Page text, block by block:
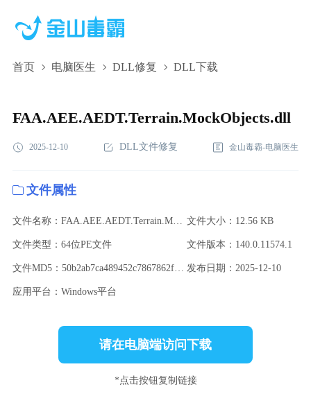
首页 电脑医生 DLL修复 DLL下载
FAA.AEE.AEDT.Terrain.MockObjects.dll
2025-12-10 DLL文件修复 金山毒霸-电脑医生
文件属性
文件名称：FAA.AEE.AEDT.Terrain.MockObjects.dll 文件大小：12.56 KB
文件类型：64位PE文件 文件版本：140.0.11574.1
文件MD5：50b2ab7ca489452c7867862fbebcf818 发布日期：2025-12-10
应用平台：Windows平台
请在电脑端访问下载
*点击按钮复制链接